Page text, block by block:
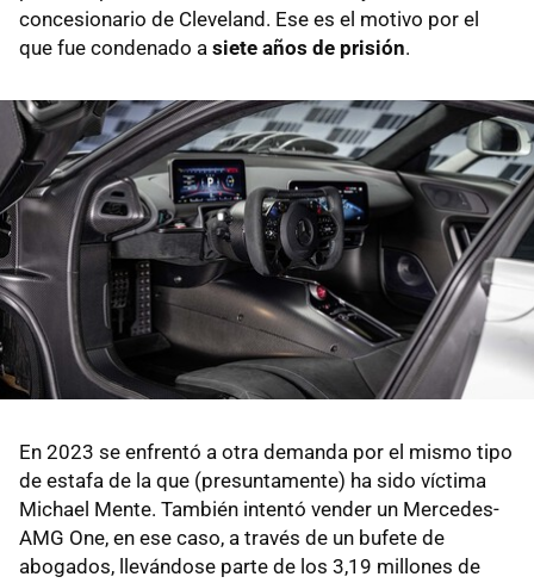
concesionario de Cleveland. Ese es el motivo por el
que fue condenado a siete años de prisión.
En 2023 se enfrentó a otra demanda por el mismo tipo
de estafa de la que (presuntamente) ha sido víctima
Michael Mente. También intentó vender un Mercedes-
AMG One, en ese caso, a través de un bufete de
abogados, llevándose parte de los 3,19 millones de